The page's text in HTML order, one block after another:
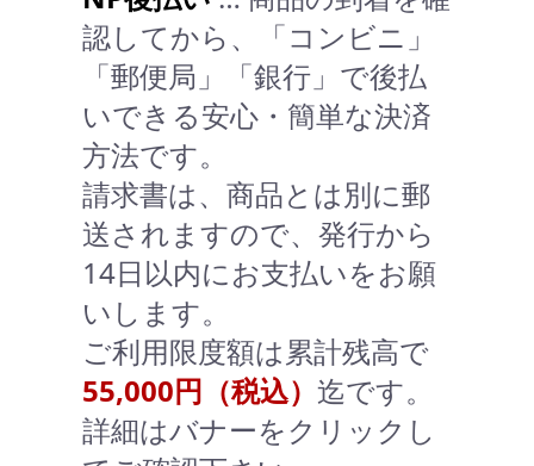
認してから、「コンビニ」
「郵便局」「銀行」で後払
いできる安心・簡単な決済
方法です。
請求書は、商品とは別に郵
送されますので、発行から
14日以内にお支払いをお願
いします。
ご利用限度額は累計残高で
55,000円（税込） 迄です。
詳細はバナーをクリックし